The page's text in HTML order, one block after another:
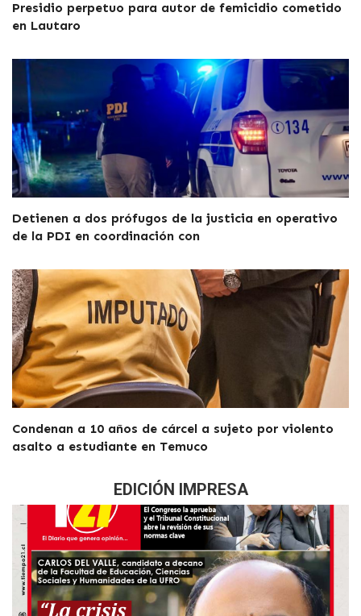
Presidio perpetuo para autor de femicidio cometido
en Lautaro
Detienen a dos prófugos de la justicia en operativo
de la PDI en coordinación con
Condenan a 10 años de cárcel a sujeto por violento
asalto a estudiante en Temuco
EDICIÓN IMPRESA